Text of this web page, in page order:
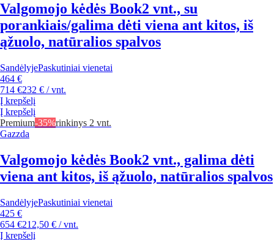
Valgomojo kėdės Book2 vnt., su
porankiais/galima dėti viena ant kitos, iš
ąžuolo, natūralios spalvos
SandėlyjePaskutiniai vienetai
464 €
714 €232 € / vnt.
Į krepšelį
Į krepšelį
Premium-35%rinkinys 2 vnt.
Gazzda
Valgomojo kėdės Book2 vnt., galima dėti
viena ant kitos, iš ąžuolo, natūralios spalvos
SandėlyjePaskutiniai vienetai
425 €
654 €212,50 € / vnt.
Į krepšelį